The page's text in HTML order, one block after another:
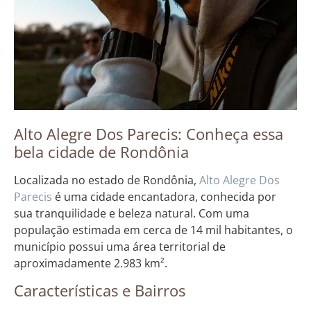
Alto Alegre Dos Parecis: Conheça essa
bela cidade de Rondônia
Localizada no estado de Rondônia, Alto Alegre Dos
Parecis é uma cidade encantadora, conhecida por
sua tranquilidade e beleza natural. Com uma
população estimada em cerca de 14 mil habitantes, o
município possui uma área territorial de
aproximadamente 2.983 km².
Características e Bairros